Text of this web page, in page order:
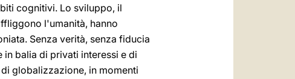
cognitivi. Lo sviluppo, il
l'umanità, hanno
Senza verità, senza fiducia
balia di privati interessi e di
globalizzazione, in momenti